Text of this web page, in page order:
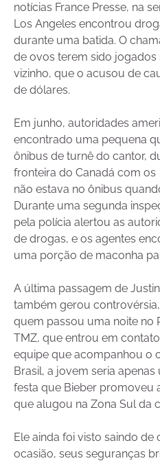
notícias France Presse, na
Los Angeles encontrou
durante uma batida. O
de ovos terem sido jogados
vizinho, que o acusou de
de dólares.
Em junho, autoridades
encontrado uma pequena
ônibus de turnê do cantor,
fronteira do Canadá com
não estava no ônibus
Durante uma segunda
pela polícia alertou as
de drogas, e os agentes
uma porção de maconha
A última passagem de
também gerou
quem passou uma noite no
TMZ, que entrou em
equipe que acompanhou o
Brasil, a jovem seria
festa que Bieber promoveu
que alugou na Zona Sul da
Ele ainda foi visto saindo
ocasião, seus seguranças